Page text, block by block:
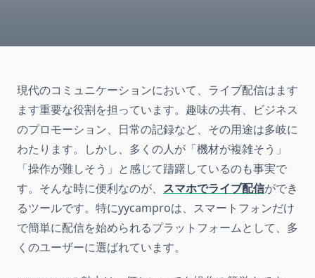
現代のコミュニケーションにおいて、ライブ配信はます
ます重要な役割を担っています。趣味の共有、ビジネス
のプロモーション、日常の記録など、その用途は多岐に
わたります。しかし、多くの人が「機材が複雑そう」
「操作が難しそう」と感じて躊躇しているのも事実で
す。そんな時に便利なのが、 スマホでライブ配信ができ
るツールです。特にyycamproは、スマートフォンだけ
で簡単に配信を始められるプラットフォームとして、多
くのユーザーに選ばれています。